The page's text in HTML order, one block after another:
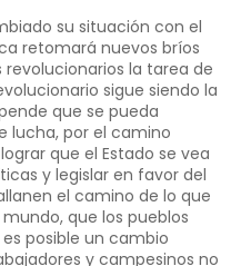
su situación con el
retomará nuevos bríos
la tarea de
sigue siendo la
que se pueda
lucha, por el camino
que el Estado se vea
y legislar en favor del
el camino de lo que
que los pueblos
posible un cambio
y campesinos no